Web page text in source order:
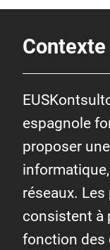
Contexte
espagnole
proposer
réseaux.
consistent à
fonction des